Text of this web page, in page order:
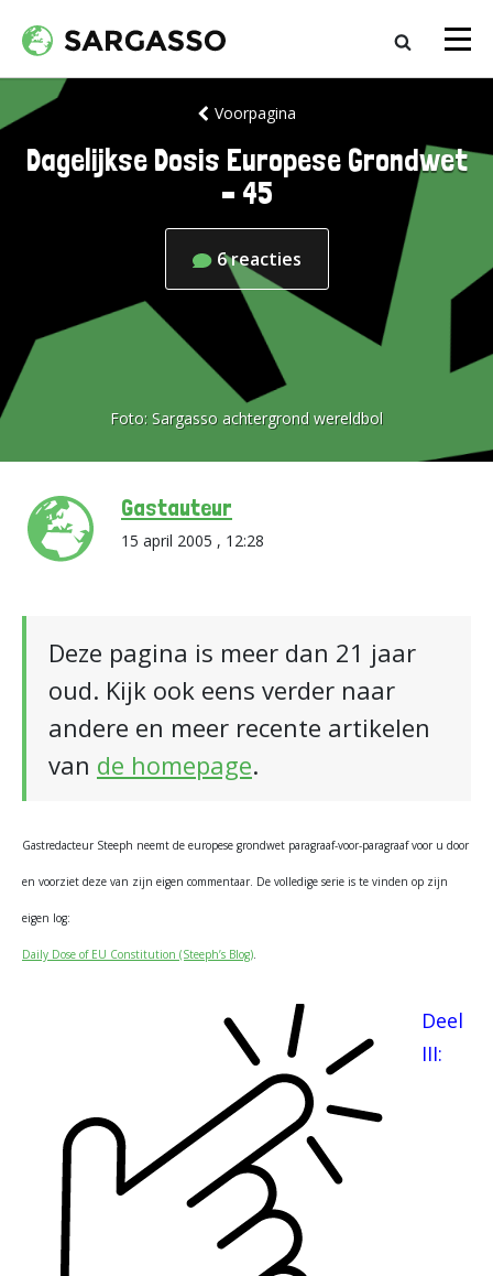
Voorpagina
Dagelijkse Dosis Europese Grondwet
– 45
6reacties
Foto: Sargasso achtergrond wereldbol
Gastauteur
15 april 2005 , 12:28
Deze pagina is meer dan 21 jaar
oud. Kijk ook eens verder naar
andere en meer recente artikelen
van de homepage.
Gastredacteur Steeph neemt de europese grondwet paragraaf-voor-paragraaf voor u door
en voorziet deze van zijn eigen commentaar. De volledige serie is te vinden op zijn
eigen log:
Daily Dose of EU Constitution (Steeph’s Blog).
Deel
III: